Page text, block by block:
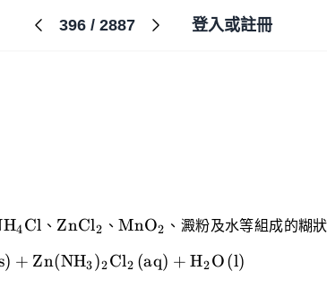
396/ 2887 登入或註冊
{NH_4Cl}
X
4Cl 、 \ce
{ZnCl_2}
ZnClX
2 、 \ce
{MnO_2}
MnOX
2 、澱粉及水等組成的糊
) + Zn(NHX
3)X
2ClX
2 (aq) + HX
2O(l)